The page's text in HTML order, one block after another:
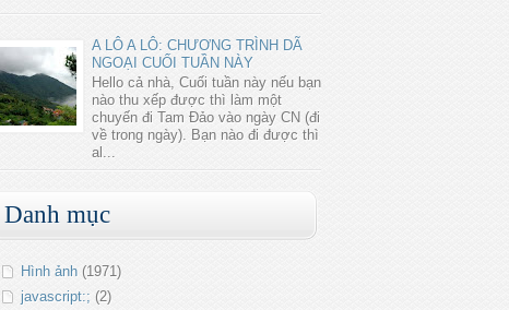
A LÔ A LÔ: CHƯƠNG TRÌNH DÃ
NGOẠI CUỐI TUẦN NÀY
Hello cả nhà, Cuối tuần này nếu bạn
nào thu xếp được thì làm một
chuyến đi Tam Đảo vào ngày CN (đi
về trong ngày). Bạn nào đi được thì
al...
Danh mục
Hình ảnh (1971)
javascript:; (2)